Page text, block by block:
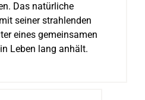
Das natürliche
seiner strahlenden
eines gemeinsamen
Leben lang anhält.